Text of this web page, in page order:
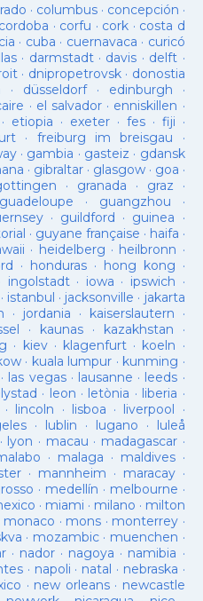
· columbus· concepción ·
cordoba · corfu · cork · costa d
· cuba · cuernavaca · curicó
· darmstadt· davis · delft ·
· dnipropetrovsk· donostia
· düsseldorf· edinburgh ·
· el salvador · enniskillen ·
· etiopia · exeter· fes· fiji ·
· freiburg im breisgau ·
· gambia · gasteiz · gdansk
· gibraltar· glasgow· goa ·
· granada · graz ·
guadeloupe · guangzhou ·
· guildford · guinea ·
· guyane française · haifa ·
· heidelberg · heilbronn ·
· honduras· hong kong ·
ingolstadt· iowa · ipswich ·
· istanbul · jacksonville · jakarta
· jordania · kaiserslautern ·
· kaunas· kazakhstan ·
· kiev· klagenfurt · koeln ·
· kuala lumpur · kunming ·
las vegas· lausanne · leeds ·
· leon · letònia · liberia ·
lincoln · lisboa · liverpool ·
· lublin · lugano · luleå
· lyon · macau · madagascar·
· malaga · maldives·
· mannheim · maracay·
· medellín · melbourne ·
· miami · milano · milton
monaco · mons · monterrey ·
· mozambic· muenchen ·
· nador · nagoya · namibia ·
· napoli · natal · nebraska ·
· new orleans· newcastle